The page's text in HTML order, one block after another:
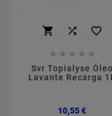
  
    
Svr Topialyse Óleo
Lavante Recarga
10,55 €Preço